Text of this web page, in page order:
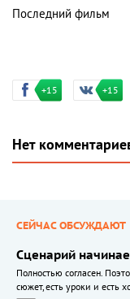
Последний фильм
+15 +15
Нет
СЕЙЧАС ОБСУЖДАЮТ
Сценарий
Полностью согласен.
сюжет, есть уроки и есть